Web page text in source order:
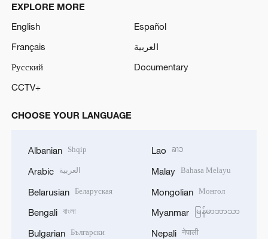
EXPLORE MORE
English
Español
Français
العربية
Русский
Documentary
CCTV+
CHOOSE YOUR LANGUAGE
Albanian Shqip
Arabic العربية
Belarusian Беларуская
Bengali বাংলা
Bulgarian Български
Lao ລາວ
Malay Bahasa Melayu
Mongolian Монгол
Myanmar မြန်မာဘာသာ
Nepali नेपाली